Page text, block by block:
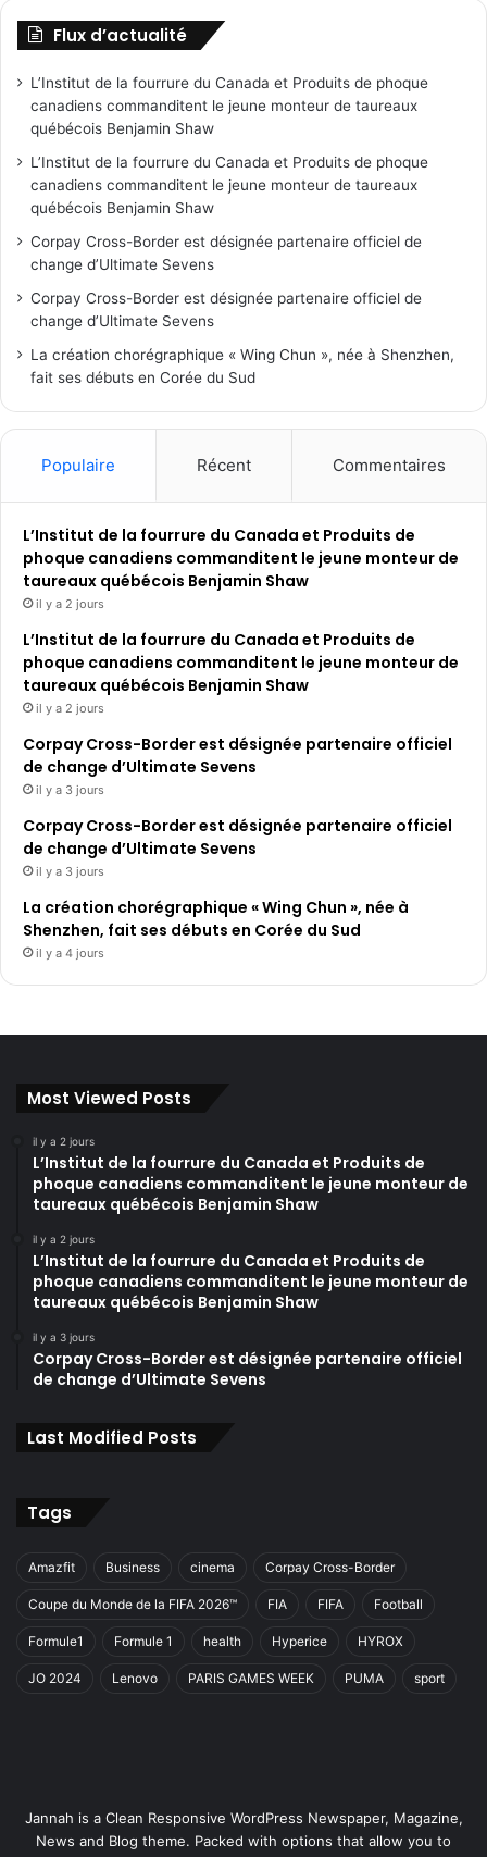
Flux d’actualité
L’Institut de la fourrure du Canada et Produits de phoque
canadiens commanditent le jeune monteur de taureaux
québécois Benjamin Shaw
L’Institut de la fourrure du Canada et Produits de phoque
canadiens commanditent le jeune monteur de taureaux
québécois Benjamin Shaw
Corpay Cross-Border est désignée partenaire officiel de
change d’Ultimate Sevens
Corpay Cross-Border est désignée partenaire officiel de
change d’Ultimate Sevens
La création chorégraphique « Wing Chun », née à Shenzhen,
fait ses débuts en Corée du Sud
Populaire Récent Commentaires
L’Institut de la fourrure du Canada et Produits de
phoque canadiens commanditent le jeune monteur de
taureaux québécois Benjamin Shaw
il y a 2 jours
L’Institut de la fourrure du Canada et Produits de
phoque canadiens commanditent le jeune monteur de
taureaux québécois Benjamin Shaw
il y a 2 jours
Corpay Cross-Border est désignée partenaire officiel
de change d’Ultimate Sevens
il y a 3 jours
Corpay Cross-Border est désignée partenaire officiel
de change d’Ultimate Sevens
il y a 3 jours
La création chorégraphique « Wing Chun », née à
Shenzhen, fait ses débuts en Corée du Sud
il y a 4 jours
Most Viewed Posts
il y a 2 jours
L’Institut de la fourrure du Canada et Produits de
phoque canadiens commanditent le jeune monteur de
taureaux québécois Benjamin Shaw
il y a 2 jours
L’Institut de la fourrure du Canada et Produits de
phoque canadiens commanditent le jeune monteur de
taureaux québécois Benjamin Shaw
il y a 3 jours
Corpay Cross-Border est désignée partenaire officiel
de change d’Ultimate Sevens
Last Modified Posts
Tags
Amazfit Business cinema Corpay Cross-Border
Coupe du Monde de la FIFA 2026™ FIA FIFA Football
Formule1 Formule 1 health Hyperice HYROX
JO 2024 Lenovo PARIS GAMES WEEK PUMA sport
Jannah is a Clean Responsive WordPress Newspaper, Magazine,
News and Blog theme. Packed with options that allow you to